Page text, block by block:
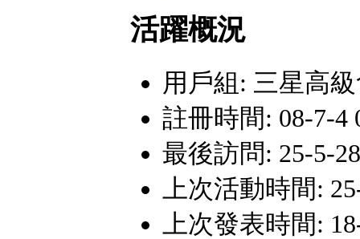
活躍概況
用戶組: 三星高
註冊時間: 08-7-4
最後訪問: 25-5-
上次活動時間:
上次發表時間: